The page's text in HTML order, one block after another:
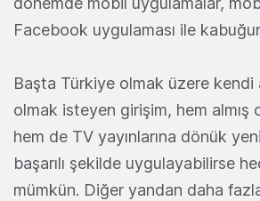
Facebook uygulaması ile
Başta Türkiye olmak üzere kendi
olmak isteyen girişim, hem almış
hem de TV yayınlarına dönük
başarılı şekilde uygulayabilirse
mümkün. Diğer yandan daha fazla